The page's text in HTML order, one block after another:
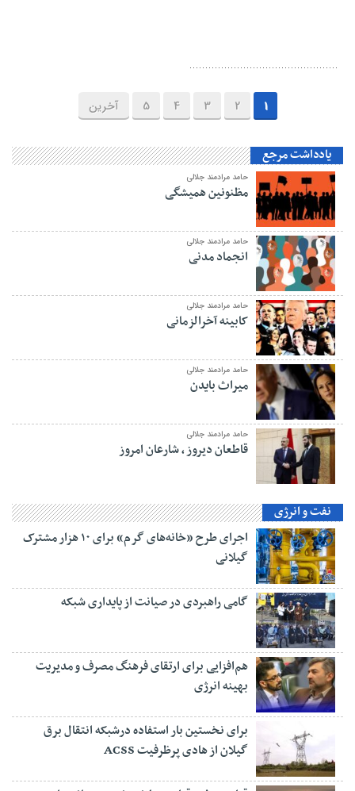
1
2
3
4
5 آخرین
یادداشت مرجع
حامد مرادمند جلالی
مظنونین همیشگی
حامد مرادمند جلالی
انجماد مدنی
حامد مرادمند جلالی
کابینه آخرالزمانی
حامد مرادمند جلالی
میراث بایدن
حامد مرادمند جلالی
قاطعان دیروز ، شارعان امروز
نفت و انرژی
اجرای طرح «خانه‌های گرم» برای ۱۰ هزار مشترک
گیلانی
گامی راهبردی در صیانت از پایداری شبکه
هم‌افزایی برای ارتقای فرهنگ مصرف و مدیریت
بهینه انرژی
برای نخستین بار استفاده درشبکه انتقال برق
گیلان از هادی پرظرفیت ACSS